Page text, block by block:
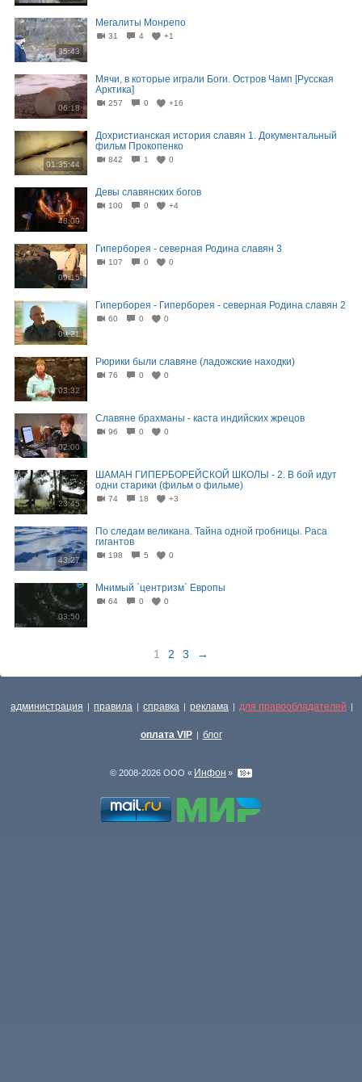
35:43
Мегалиты Монрепо
31 4 +1
06:18
Мячи, в которые играли Боги. Остров Чамп [Русская
Арктика]
257 0 +16
01:35:44
Дохристианская история славян 1. Документальный
фильм Прокопенко
842 1 0
48:09
Девы славянских богов
100 0 +4
09:15
Гиперборея - северная Родина славян 3
107 0 0
09:21
Гиперборея - Гиперборея - северная Родина славян 2
60 0 0
03:32
Рюрики были славяне (ладожские находки)
76 0 0
02:00
Славяне брахманы - каста индийских жрецов
96 0 0
23:45
ШАМАН ГИПЕРБОРЕЙСКОЙ ШКОЛЫ - 2. В бой идут
одни старики (фильм о фильме)
74 18 +3
43:27
По следам великана. Тайна одной гробницы. Раса
гигантов
198 5 0
03:50
Мнимый `центризм` Европы
64 0 0
1 2 3 →
администрация | правила | справка | реклама | для правообладателей |
оплата VIP | блог
© 2008-2026 ООО « Инфон »